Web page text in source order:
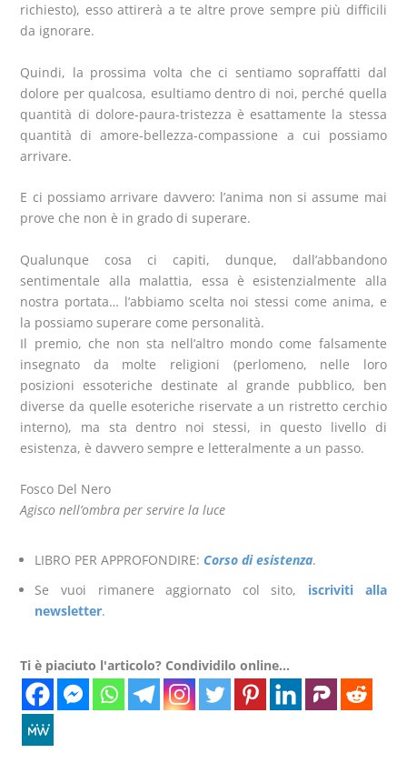
richiesto), esso attirerà a te altre prove sempre più difficili
da ignorare.
Quindi, la prossima volta che ci sentiamo sopraffatti dal
dolore per qualcosa, esultiamo dentro di noi, perché quella
quantità di dolore-paura-tristezza è esattamente la stessa
quantità di amore-bellezza-compassione a cui possiamo
arrivare.
E ci possiamo arrivare davvero: l’anima non si assume mai
prove che non è in grado di superare.
Qualunque cosa ci capiti, dunque, dall’abbandono
sentimentale alla malattia, essa è esistenzialmente alla
nostra portata… l’abbiamo scelta noi stessi come anima, e
la possiamo superare come personalità.
Il premio, che non sta nell’altro mondo come falsamente
insegnato da molte religioni (perlomeno, nelle loro
posizioni essoteriche destinate al grande pubblico, ben
diverse da quelle esoteriche riservate a un ristretto cerchio
interno), ma sta dentro noi stessi, in questo livello di
esistenza, è davvero sempre e letteralmente a un passo.
Fosco Del Nero
Agisco nell’ombra per servire la luce
LIBRO PER APPROFONDIRE: Corso di esistenza.
Se vuoi rimanere aggiornato col sito, iscriviti alla
newsletter.
Ti è piaciuto l'articolo? Condividilo online...